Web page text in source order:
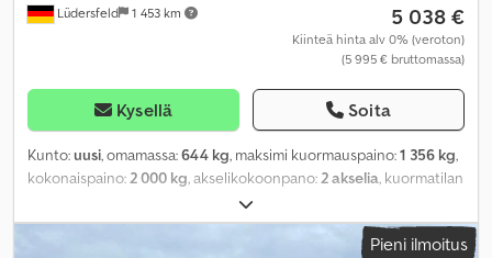
Lüdersfeld 1 453 km 5 038 €
Kiinteä hinta alv 0% (veroton)
(5 995 € bruttomassa)
Kysellä Soita
Kunto:uusi, omamassa:644 kg, maksimi kuormauspaino:1 356 kg,
kokonaispaino: 2 000 kg , akselikokoonpano: 2 akselia , kuormatilan
, lastitilan leveys:1 540 mm
1 800 mm, Valmistusvuosi:2026, ajettuja kilometrejä:50 km,
A Pieni ilmoitus